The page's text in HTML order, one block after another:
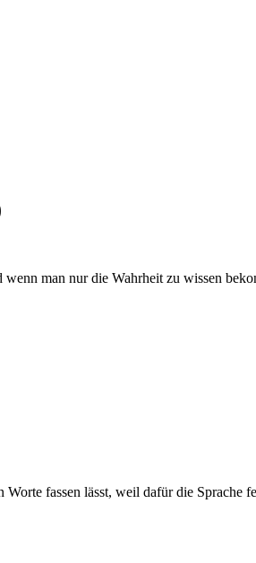
man nur die Wahrheit zu wissen
fassen lässt, weil dafür die